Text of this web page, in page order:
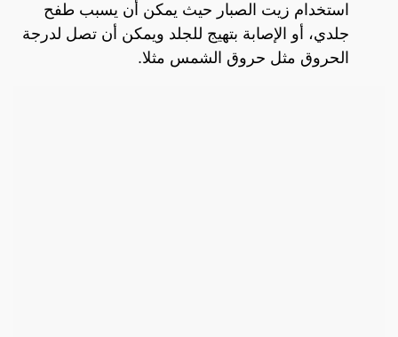
استخدام زيت الصبار حيث يمكن أن يسبب طفح
جلدي، أو الإصابة بتهيج للجلد ويمكن أن تصل لدرجة
الحروق مثل حروق الشمس مثلا.